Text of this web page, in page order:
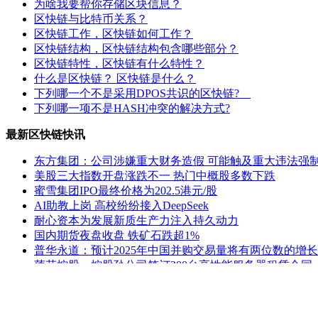
为啥我要帮你存储区块信息？
区快链与比特币关系？
区快链工作，区快链如何工作？
区快链结构，区快链结构包含哪些部分？
区快链特性，区快链有什么特性？
什么是区快链？ 区快链是什么？
下列哪一个不是采用DPOS共识的区快链?
下列哪一项不是HASH冲突的解决方式?
最新区快链快讯
东方集团：公司涉嫌重大财务造假 可能触及重大违法强
美股三大指数开盘涨跌不一 热门中概股多数下跌
蜜雪集团IPO最终价格为202.5港元/股
AI助教上岗 高校纷纷接入DeepSeek
耐心资本为发展新质生产力注入持久动力
国内期货夜盘收盘 铁矿石跌超1%
普华永道：预计2025年中国并购交易量将有两位数的增长
莲花控股：控股孙公司签订200台高性能服务器租赁合同